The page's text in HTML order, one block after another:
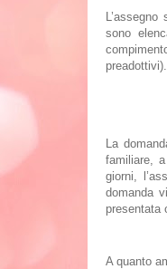
sono
La
familiare,
giorni,
domanda
presentata
A quanto